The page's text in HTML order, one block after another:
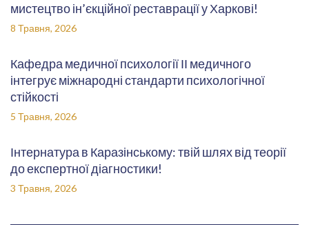
мистецтво ін’єкційної реставрації у Харкові!
8 Травня, 2026
Кафедра медичної психології ІІ медичного
інтегрує міжнародні стандарти психологічної
стійкості
5 Травня, 2026
Інтернатура в Каразінському: твій шлях від теорії
до експертної діагностики!
3 Травня, 2026